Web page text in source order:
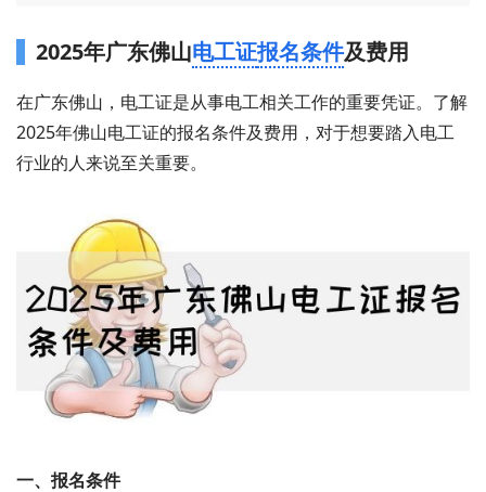
2025年广东佛山电工证报名条件及费用
在广东佛山，电工证是从事电工相关工作的重要凭证。了解
2025年佛山电工证的报名条件及费用，对于想要踏入电工
行业的人来说至关重要。
一、报名条件